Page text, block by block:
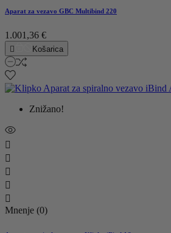
Aparat za vezavo GBC Multibind 220
1.001,36 €
 Košarica
Znižano!





Mnenje (0)